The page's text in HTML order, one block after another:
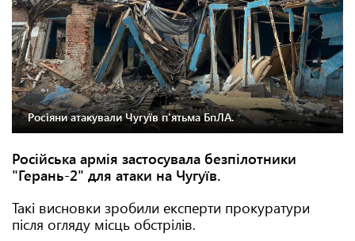
Росіяни атакували Чугуїв п'ятьма БпЛА.
Російська армія застосувала безпілотники
"Герань-2" для атаки на Чугуїв.
Такі висновки зробили експерти прокуратури
після огляду місць обстрілів.